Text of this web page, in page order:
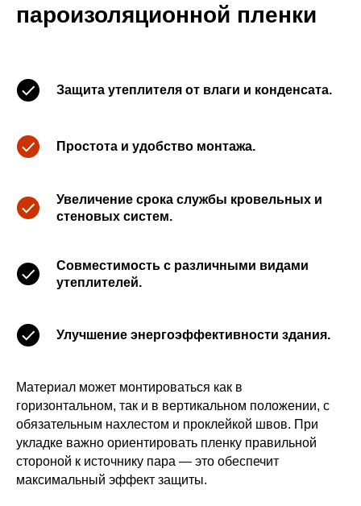
пароизоляционной пленки
Защита утеплителя от влаги и конденсата.
Простота и удобство монтажа.
Увеличение срока службы кровельных и
стеновых систем.
Совместимость с различными видами
утеплителей.
Улучшение энергоэффективности здания.
Материал может монтироваться как в
горизонтальном, так и в вертикальном положении, с
обязательным нахлестом и проклейкой швов. При
укладке важно ориентировать пленку правильной
стороной к источнику пара — это обеспечит
максимальный эффект защиты.